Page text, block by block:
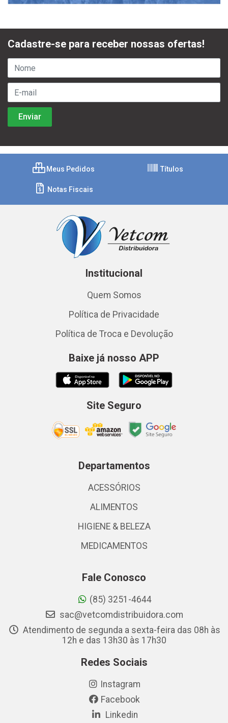
Cadastre-se para receber nossas ofertas!
Meus Pedidos Títulos
Notas Fiscais
Institucional
Quem Somos
Política de Privacidade
Política de Troca e Devolução
Baixe já nosso APP
Site Seguro
Departamentos
ACESSÓRIOS
ALIMENTOS
HIGIENE & BELEZA
MEDICAMENTOS
Fale Conosco
(85) 3251-4644
sac@vetcomdistribuidora.com
Atendimento de segunda a sexta-feira das 08h às
12h e das 13h30 às 17h30
Redes Sociais
Instagram
Facebook
Linkedin